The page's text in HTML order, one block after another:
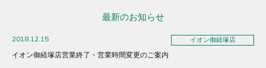
最新のお知らせ
2018.12.15 イオン御経塚店
イオン御経塚店営業終了・営業時間変更のご案内